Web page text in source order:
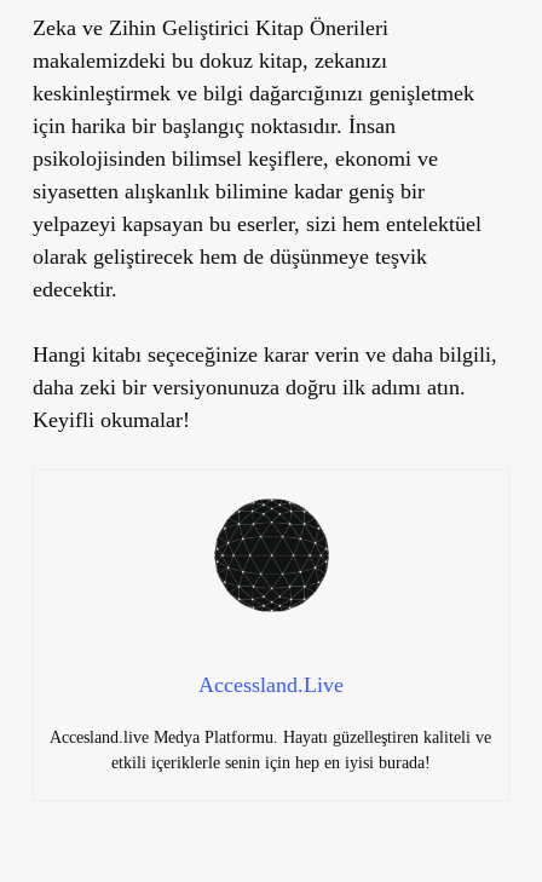
Zeka ve Zihin Geliştirici Kitap Önerileri
makalemizdeki bu dokuz kitap, zekanızı
keskinleştirmek ve bilgi dağarcığınızı genişletmek
için harika bir başlangıç noktasıdır. İnsan
psikolojisinden bilimsel keşiflere, ekonomi ve
siyasetten alışkanlık bilimine kadar geniş bir
yelpazeyi kapsayan bu eserler, sizi hem entelektüel
olarak geliştirecek hem de düşünmeye teşvik
edecektir.
Hangi kitabı seçeceğinize karar verin ve daha bilgili,
daha zeki bir versiyonunuza doğru ilk adımı atın.
Keyifli okumalar!
Accessland.Live
Accesland.live Medya Platformu. Hayatı güzelleştiren kaliteli ve
etkili içeriklerle senin için hep en iyisi burada!